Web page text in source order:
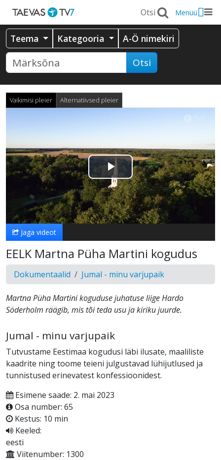
Menüü
Teema Kategooria A-Ö nimekiri
Otsi
Vaikimisi pleier Alternatiivsed pleier
Esita
video
Jaga videot
EELK Martna Püha Martini kogudus
Dokumentaalid Jumal - minu varjupaik
Martna Püha Martini koguduse juhatuse liige Hardo
Söderholm räägib, mis tõi teda usu ja kiriku juurde.
Jumal - minu varjupaik
Tutvustame Eestimaa kogudusi läbi ilusate, maaliliste
kaadrite ning toome teieni julgustavad lühijutlused ja
tunnistused erinevatest konfessioonidest.
Esimene saade: 2. mai 2023
Osa number: 65
Kestus: 10 min
Keeled:
eesti
Viitenumber: 1300